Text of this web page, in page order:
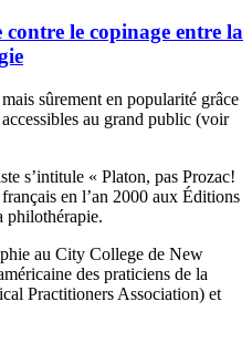
le copinage entre la
sûrement en popularité grâce
au grand public (voir
s’intitule « Platon, pas Prozac!
en l’an 2000 aux Éditions
philothérapie.
au City College de New
des praticiens de la
Practitioners Association) et